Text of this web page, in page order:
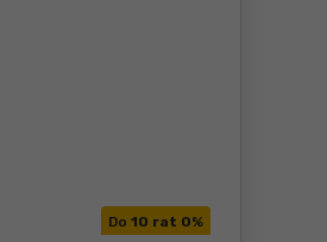
Do 10 rat 0%